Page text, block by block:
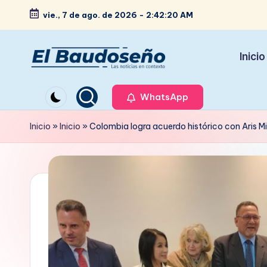
Saltar
contenido
vie., 7 de ago. de 2026 - 2:42:21 AM
e
ri
d
noticias
en
contexto
Inicio
WhatsApp
Inicio »Inicio »Colombia logra acuerdo histórico con Aris